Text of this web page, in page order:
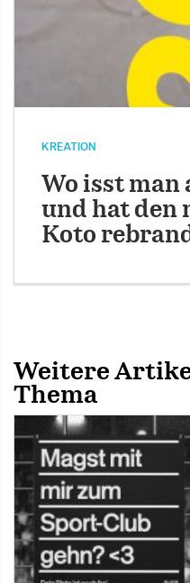
KREATION
Wo isst man
und hat den
Koto
Weitere
Thema